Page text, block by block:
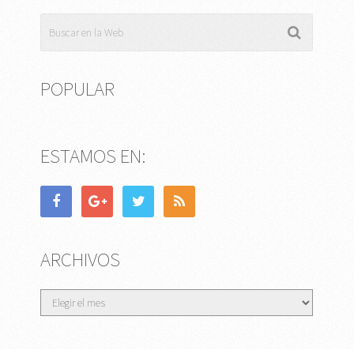
POPULAR
ESTAMOS EN:
ARCHIVOS
Archivos